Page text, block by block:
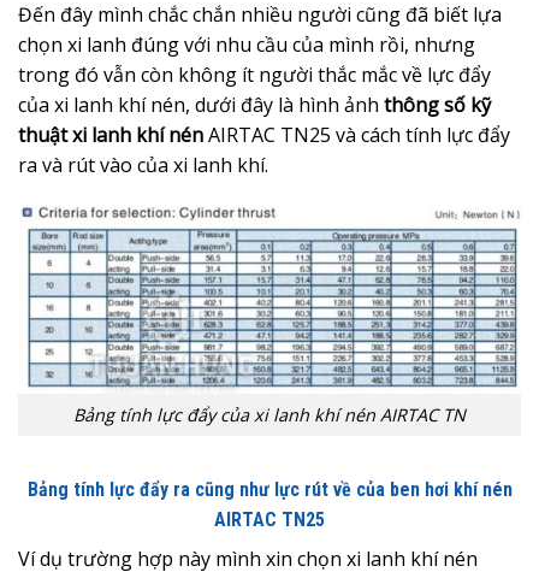
Đến đây mình chắc chắn nhiều người cũng đã biết lựa
chọn xi lanh đúng với nhu cầu của mình rồi, nhưng
trong đó vẫn còn không ít người thắc mắc về lực đẩy
của xi lanh khí nén, dưới đây là hình ảnh thông số kỹ
thuật xi lanh khí nénAIRTAC TN25 và cách tính lực đẩy
ra và rút vào của xi lanh khí.
Bảng tính lực đẩy của xi lanh khí nén AIRTAC TN
Bảng tính lực đẩy ra cũng như lực rút về của ben hơi khí nén
AIRTAC TN25
Ví dụ trường hợp này mình xin chọn xi lanh khí nén